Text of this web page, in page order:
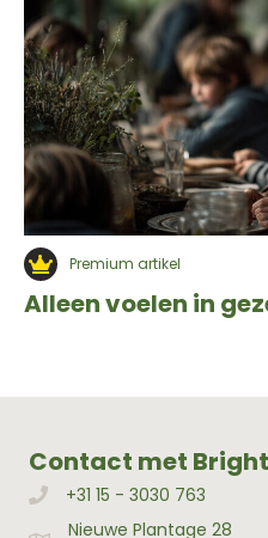
Premium artikel
Alleen voelen in
Contact met
Bellen met Bright Elephant
+31 15 - 3030 763
Nieuwe Plantage 28